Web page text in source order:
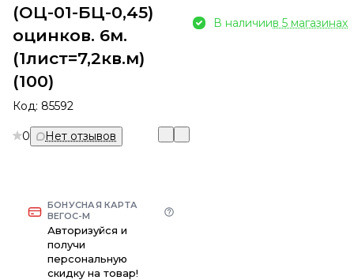
(ОЦ-01-БЦ-0,45)
оцинков. 6м.
(1лист=7,2кв.м)
(100)
Код: 85592
0 Нет отзывов
БОНУСНАЯ КАРТА
ВЕГОС-М
Авторизуйся и
получи
персональную
скидку на товар!
В наличиив 5 магазинах